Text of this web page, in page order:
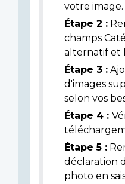
votre image.
Étape 2 :
champs
alternatif et
Étape 3 :
d'images
selon vos
Étape 4 :
Étape 5 :
déclaration
photo en